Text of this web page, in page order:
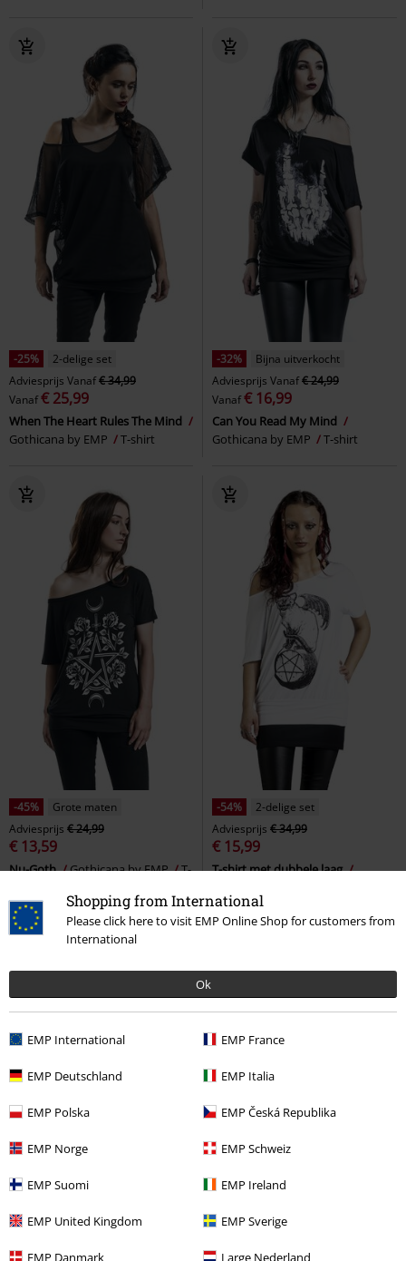
Shopping from International
Please click here to visit EMP Online Shop for customers from
International
Ok
EMP International EMP France
EMP Deutschland EMP Italia
EMP Polska EMP Česká Republika
EMP Norge EMP Schweiz
EMP Suomi EMP Ireland
EMP United Kingdom EMP Sverige
EMP Danmark Large Nederland
-25%
2-delige set
Adviesprijs Vanaf€ 34,99
Vanaf€ 25,99
When The Heart Rules The Mind
Gothicana by EMP
T-shirt
-32%
Bijna uitverkocht
Adviesprijs Vanaf€ 24,99
Vanaf€ 16,99
Can You Read My Mind
Gothicana by EMP
T-shirt
-45%
Grote maten
Adviesprijs € 24,99
€ 13,59
Nu-Goth Gothicana by EMP
T-
-54%
2-delige set
Adviesprijs € 34,99
€ 15,99
T-shirt met dubbele laag
-52% -43% Bijna uitverkocht